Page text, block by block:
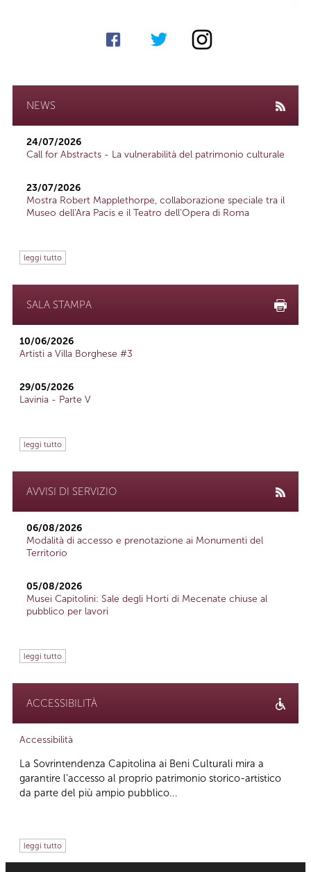
NEWS
24/07/2026
Call for Abstracts - La vulnerabilità del patrimonio culturale
23/07/2026
Mostra Robert Mapplethorpe, collaborazione speciale tra il
Museo dell'Ara Pacis e il Teatro dell'Opera di Roma
leggi tutto
SALA STAMPA
10/06/2026
Artisti a Villa Borghese #3
29/05/2026
Lavinia - Parte V
leggi tutto
AVVISI DI SERVIZIO
06/08/2026
Modalità di accesso e prenotazione ai Monumenti del
Territorio
05/08/2026
Musei Capitolini: Sale degli Horti di Mecenate chiuse al
pubblico per lavori
leggi tutto
ACCESSIBILITÀ
Accessibilità
La Sovrintendenza Capitolina ai Beni Culturali mira a
garantire l’accesso al proprio patrimonio storico-artistico
da parte del più ampio pubblico...
leggi tutto